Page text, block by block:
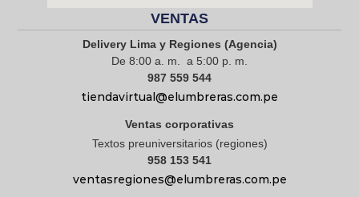
VENTAS
Delivery Lima y Regiones (Agencia)
De 8:00 a. m. a 5:00 p. m.
987 559 544
tiendavirtual@elumbreras.com.pe
Ventas corporativas
Textos preuniversitarios (regiones)
958 153 541
ventasregiones@elumbreras.com.pe